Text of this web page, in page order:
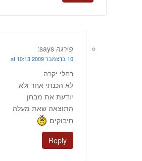
פירגה says:
10 בדצמבר 2009 at 10:13
רחלי יקרה
לא הכנתי אחר ולא
יודעת את מבחן
התוצאה שאת מעלה
חיבוקים
Reply